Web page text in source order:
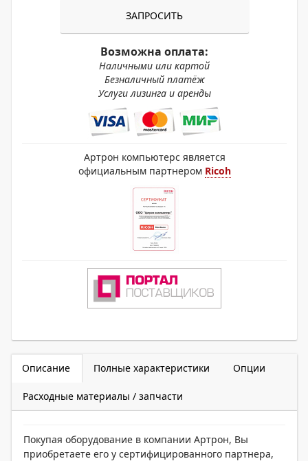
ЗАПРОСИТЬ
Возможна оплата:
Наличными или картой
Безналичный платёж
Услуги лизинга и аренды
Артрон компьютерс является
официальным партнером Ricoh
Описание Полные характеристики Опции
Расходные материалы / запчасти
Покупая оборудование в компании Артрон, Вы
приобретаете его у сертифицированного партнера,